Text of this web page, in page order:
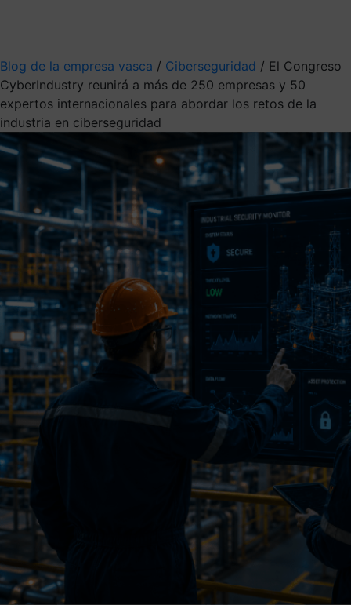
Blog de la empresa vasca / Ciberseguridad / El Congreso
CyberIndustry reunirá a más de 250 empresas y 50
expertos internacionales para abordar los retos de la
industria en ciberseguridad